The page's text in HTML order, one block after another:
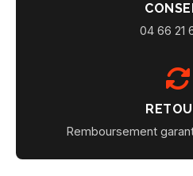
04 66 21
Remboursement